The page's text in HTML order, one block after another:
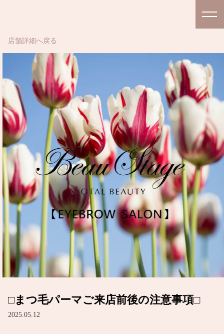
店舗詳細へ戻る
□まつ毛パーマご来店前後の注意事項□
2025.05.12